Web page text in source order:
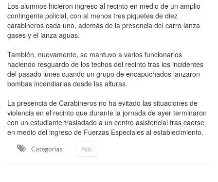
Los alumnos hicieron ingreso al recinto en medio de un amplio
contingente policial, con al menos tres piquetes de diez
carabineros cada uno, además de la presencia del carro lanza
gases y el lanza aguas.
También, nuevamente, se mantuvo a varios funcionarios
haciendo resguardo de los techos del recinto tras los incidentes
del pasado lunes cuando un grupo de encapuchados lanzaron
bombas incendiarias desde las alturas.
La presencia de Carabineros no ha evitado las situaciones de
violencia en el recinto que durante la jornada de ayer terminaron
con un estudiante trasladado a un centro asistencial tras caerse
en medio del ingreso de Fuerzas Especiales al establecimiento.
Categorias: País